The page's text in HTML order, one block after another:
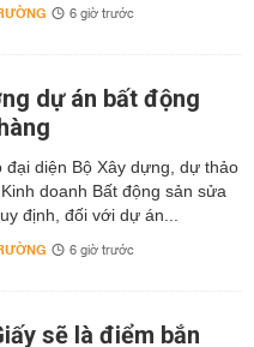
6 giờ trước
dự án bất động
đại diện Bộ Xây dựng, dự thảo
doanh Bất động sản sửa
định, đối với dự án...
6 giờ trước
sẽ là điểm bắn